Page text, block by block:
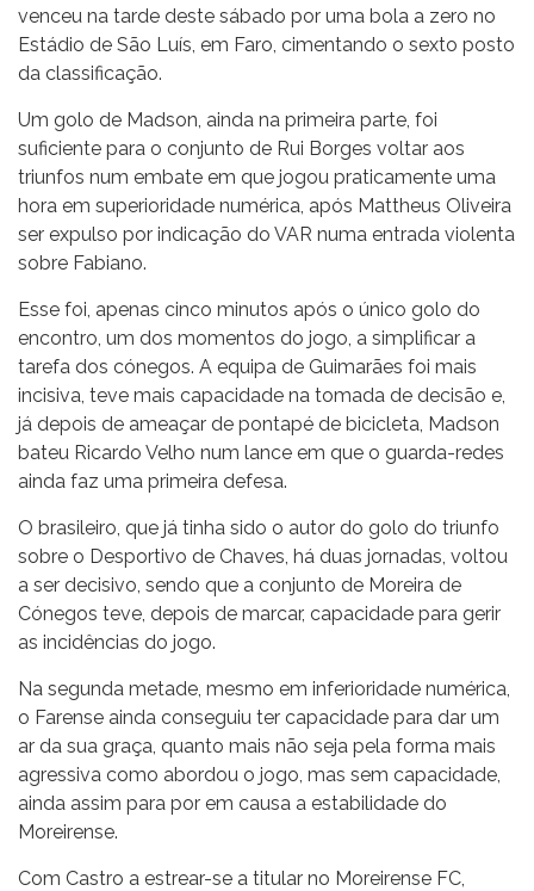
venceu na tarde deste sábado por uma bola a zero no
Estádio de São Luís, em Faro, cimentando o sexto posto
da classificação.
Um golo de Madson, ainda na primeira parte, foi
suficiente para o conjunto de Rui Borges voltar aos
triunfos num embate em que jogou praticamente uma
hora em superioridade numérica, após Mattheus Oliveira
ser expulso por indicação do VAR numa entrada violenta
sobre Fabiano.
Esse foi, apenas cinco minutos após o único golo do
encontro, um dos momentos do jogo, a simplificar a
tarefa dos cónegos. A equipa de Guimarães foi mais
incisiva, teve mais capacidade na tomada de decisão e,
já depois de ameaçar de pontapé de bicicleta, Madson
bateu Ricardo Velho num lance em que o guarda-redes
ainda faz uma primeira defesa.
O brasileiro, que já tinha sido o autor do golo do triunfo
sobre o Desportivo de Chaves, há duas jornadas, voltou
a ser decisivo, sendo que a conjunto de Moreira de
Cónegos teve, depois de marcar, capacidade para gerir
as incidências do jogo.
Na segunda metade, mesmo em inferioridade numérica,
o Farense ainda conseguiu ter capacidade para dar um
ar da sua graça, quanto mais não seja pela forma mais
agressiva como abordou o jogo, mas sem capacidade,
ainda assim para por em causa a estabilidade do
Moreirense.
Com Castro a estrear-se a titular no Moreirense FC,